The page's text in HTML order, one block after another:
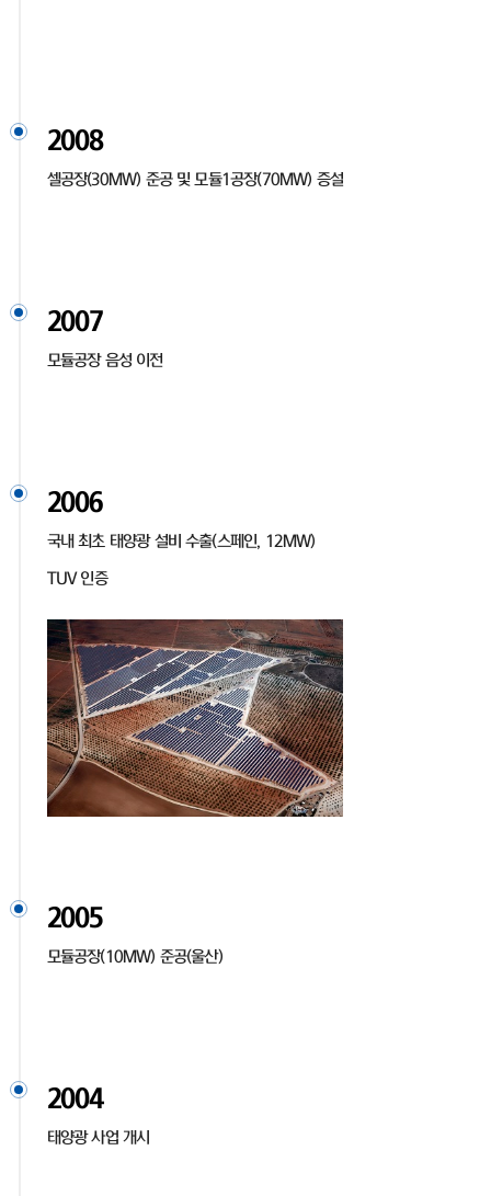
2008
셀공장(30MW) 준공 및 모듈1공장(70MW) 증설
2007
모듈공장 음성 이전
2006
국내 최초 태양광 설비 수출(스페인, 12MW)
TUV 인증
2005
모듈공장(10MW) 준공(울산)
2004
태양광 사업 개시